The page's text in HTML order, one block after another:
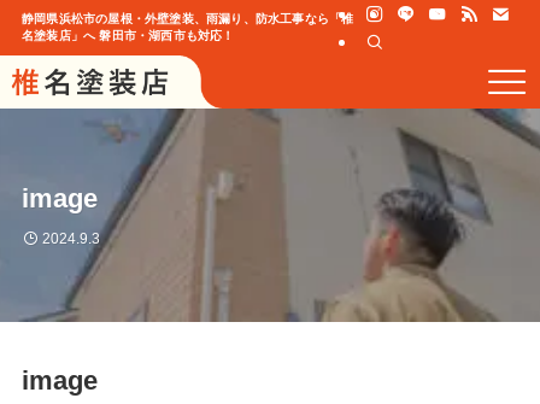
静岡県浜松市の屋根・外壁塗装、雨漏り、防水工事なら「椎
名塗装店」へ 磐田市・湖西市も対応！
image
2024.9.3
image